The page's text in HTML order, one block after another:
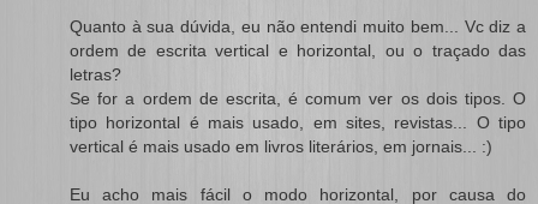
Quanto à sua dúvida, eu não entendi muito bem... Vc diz a
ordem de escrita vertical e horizontal, ou o traçado das
letras?
Se for a ordem de escrita, é comum ver os dois tipos. O
tipo horizontal é mais usado, em sites, revistas... O tipo
vertical é mais usado em livros literários, em jornais... :)
Eu acho mais fácil o modo horizontal, por causa do